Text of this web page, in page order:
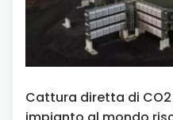
Cattura diretta di CO2